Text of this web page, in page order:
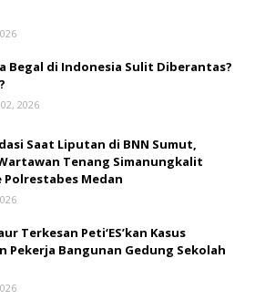
Begal di Indonesia Sulit Diberantas?
2026
Saat Liputan di BNN Sumut,
Tenang Simanungkalit
Polrestabes Medan
Terkesan Peti‘ES’kan Kasus
Pekerja Bangunan Gedung Sekolah